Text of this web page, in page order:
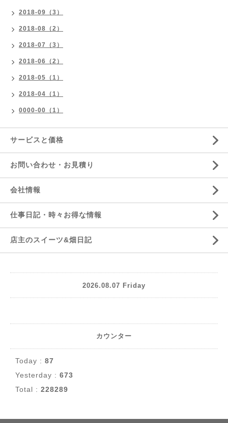
2018-09（3）
2018-08（2）
2018-07（3）
2018-06（2）
2018-05（1）
2018-04（1）
0000-00（1）
サービスと価格
お問い合わせ・お見積り
会社情報
仕事日記・時々お得な情報
店主のスイーツ&畑日記
2026.08.07 Friday
カウンター
Today : 87
Yesterday : 673
Total : 228289